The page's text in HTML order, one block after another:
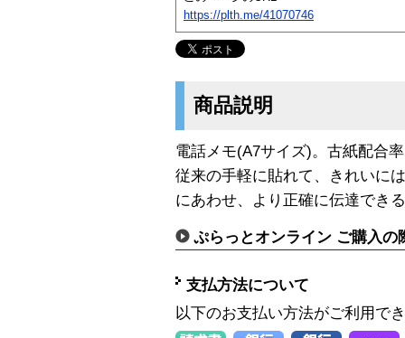
https://plth.me/41070746
商品説明
電話メモ(A7サイズ)。古紙配合
従来の手軽に貼れて、きれいに
にあわせ、より正確に伝達でき
ぷらっとオンライン ご購入の
支払方法について
以下のお支払い方法がご利用で